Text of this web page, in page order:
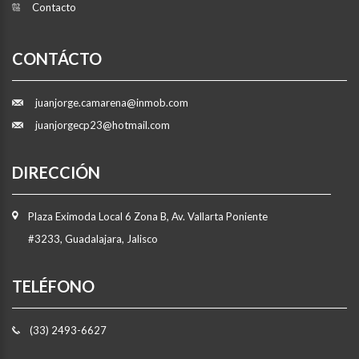
Contacto
CONTÁCTO
juanjorge.camarena@inmob.com
juanjorgecp23@hotmail.com
DIRECCIÓN
Plaza Eximoda Local 6 Zona B, Av. Vallarta Poniente
#3233, Guadalajara, Jalisco
TELÉFONO
(33) 2493-6627